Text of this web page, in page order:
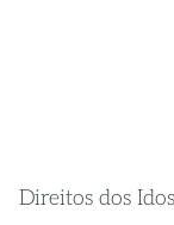
Direitos dos